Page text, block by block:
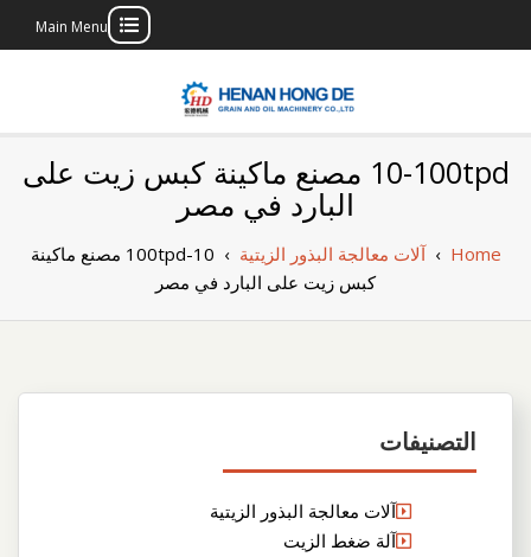
Main Menu
بناء مصنع إنتاج
الزيوت النباتية
الخاص بك
10-100tpd مصنع ماكينة كبس زيت على
البارد في مصر
Home
›آلات معالجة البذور الزيتية ›
10-100tpd مصنع ماكينة
كبس زيت على البارد في مصر
التصنيفات
آلات معالجة البذور الزيتية
آلة ضغط الزيت